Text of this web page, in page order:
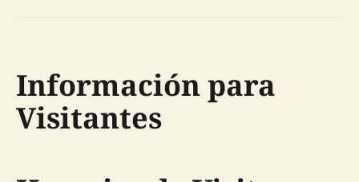
Información para
Visitantes